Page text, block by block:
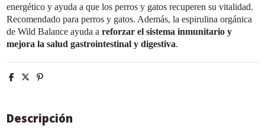
energético y ayuda a que los perros y gatos recuperen su vitalidad.
Recomendado para perros y gatos. Además, la espirulina orgánica
de Wild Balance ayuda a reforzar el sistema inmunitario y
mejora la salud gastrointestinal y digestiva.
Descripción